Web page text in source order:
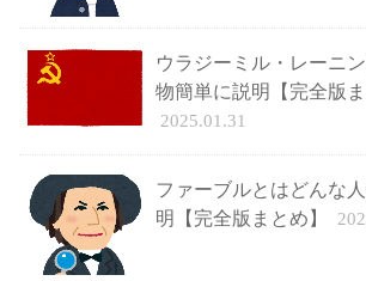
ウラジーミル・レーニ
物簡単に説明【完全版ま
2025.01.31
ファーブルとはどんな
明【完全版まとめ】